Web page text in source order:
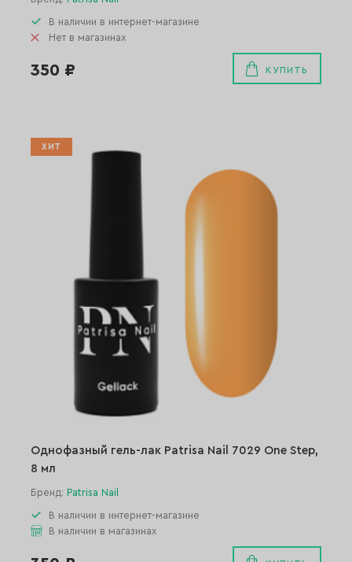
В наличии в интернет-магазине
Нет в магазинах
350 ₽ КУПИТЬ
ХИТ
Однофазный гель-лак Patrisa Nail 7029 One Step,
8 мл
Бренд: Patrisa Nail
В наличии в интернет-магазине
В наличии в магазинах